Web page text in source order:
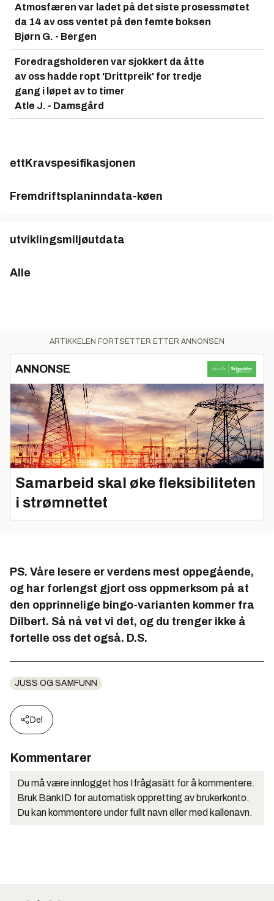
Atmosfæren var ladet på det siste prosessmøtet
da 14 av oss ventet på den femte boksen
Bjørn G. - Bergen
Foredragsholderen var sjokkert da åtte
av oss hadde ropt 'Drittpreik' for tredje
gang i løpet av to timer
Atle J. - Damsgård
ettKravspesifikasjonen
Fremdriftsplaninndata-køen
utviklingsmiljøutdata
Alle
ARTIKKELEN FORTSETTER ETTER ANNONSEN
ANNONSE
Samarbeid skal øke fleksibiliteten
i strømnettet
PS. Våre lesere er verdens mest oppegående,
og har forlengst gjort oss oppmerksom på at
den opprinnelige bingo-varianten kommer fra
Dilbert. Så nå vet vi det, og du trenger ikke å
fortelle oss det også. D.S.
JUSS OG SAMFUNN
Del
Kommentarer
Du må være innlogget hos Ifrågasätt for å kommentere.
Bruk BankID for automatisk oppretting av brukerkonto.
Du kan kommentere under fullt navn eller med kallenavn.